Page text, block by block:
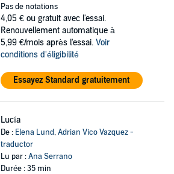
Pas de notations
4,05 € ou gratuit avec l'essai.
Renouvellement automatique à
5,99 €/mois après l'essai. Voir
conditions d'éligibilité
Essayez Standard gratuitement
Lucía
De : Elena Lund,Adrian Vico Vazquez -
traductor
Lu par :Ana Serrano
Durée : 35 min